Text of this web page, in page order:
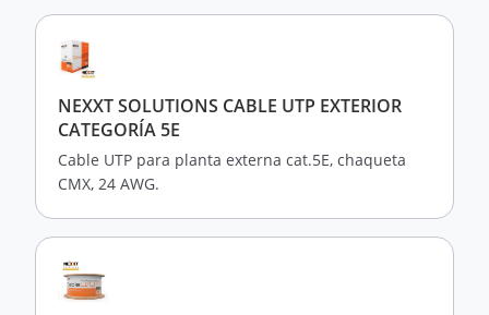
NEXXT SOLUTIONS CABLE UTP EXTERIOR
CATEGORÍA 5E
Cable UTP para planta externa cat.5E, chaqueta
CMX, 24 AWG.